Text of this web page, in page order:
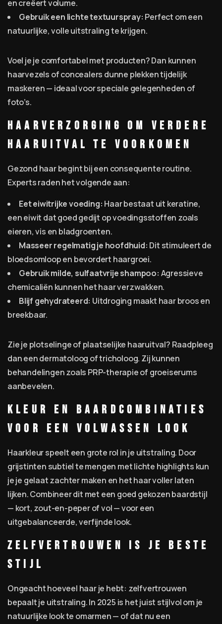
en creëert volume.
Gebruik een lichte textuurspray: Perfect om een
natuurlijke, volle uitstraling te krijgen.
Voel je je comfortabel met producten? Dan kunnen
haarvezels of concealers dunne plekken tijdelijk
maskeren — ideaal voor speciale gelegenheden of
foto’s.
Haarverzorging om verdere
haaruitval te voorkomen
Gezond haar begint bij een consequente routine.
Experts raden het volgende aan:
Eet eiwitrijke voeding: Haar bestaat uit keratine,
een eiwit dat goed gedijt op voedingsstoffen zoals
eieren, vis en bladgroenten.
Masseer regelmatig je hoofdhuid: Dit stimuleert de
bloedsomloop en bevordert haargroei.
Gebruik milde, sulfaatvrije shampoo: Agressieve
chemicaliën kunnen het haar verzwakken.
Blijf gehydrateerd: Uitdroging maakt haar broos en
breekbaar.
Zie je plotselinge of plaatselijke haaruitval? Raadpleeg
dan een dermatoloog of tricholoog. Zij kunnen
behandelingen zoals PRP-therapie of groeiserums
aanbevelen.
Kleur en baardcombinaties
voor een volwassen look
Haarkleur speelt een grote rol in je uitstraling. Door
grijstinten subtiel te mengen met lichte highlights kun
je je gelaat zachter maken en het haar voller laten
lijken. Combineer dit met een goed gekozen baardstijl
— kort, zout-en-peper of vol — voor een
uitgebalanceerde, verfijnde look.
Zelfvertrouwen is je beste
stijl
Ongeacht hoeveel haar je hebt: zelfvertrouwen
bepaalt je uitstraling. In 2025 is het juist stijlvol om je
natuurlijke look te omarmen — of dat nu een